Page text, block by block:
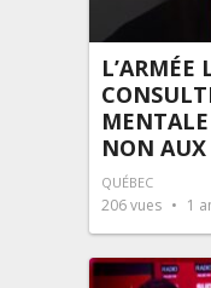
L’ARMÉE
NON AUX
QUÉBEC
206vues 1